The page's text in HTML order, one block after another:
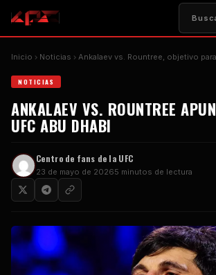
Inicio Noticias Ankalaev vs. Rountree, objetivo
NOTICIAS
ANKALAEV VS. ROUNTREE
UFC ABU DHABI
Centro de fans de la UFC
23 de mayo de 20265 minutos de lectura